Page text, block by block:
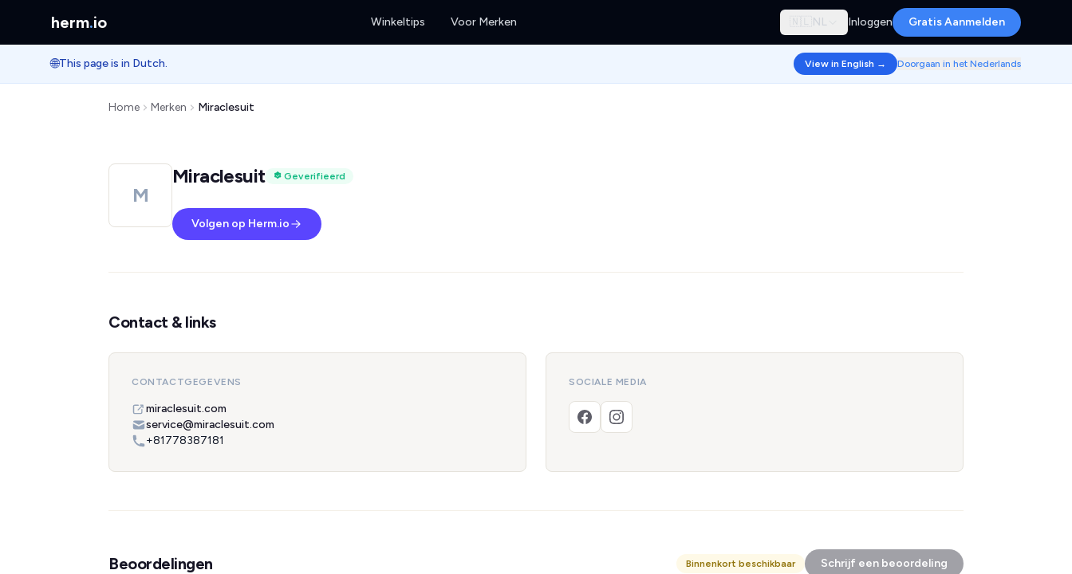
herm.io Winkeltips Voor Merken 🇳🇱 NL Inloggen Gratis Aanmelden
🌐This page is in Dutch. View in English → Doorgaan in het Nederlands
Home Merken Miraclesuit
M
Miraclesuit Geverifieerd
Volgen op Herm.io
Contact & links
CONTACTGEGEVENS
miraclesuit.com
service@miraclesuit.com
+81778387181
SOCIALE MEDIA
Beoordelingen Binnenkort beschikbaar Schrijf een beoordeling